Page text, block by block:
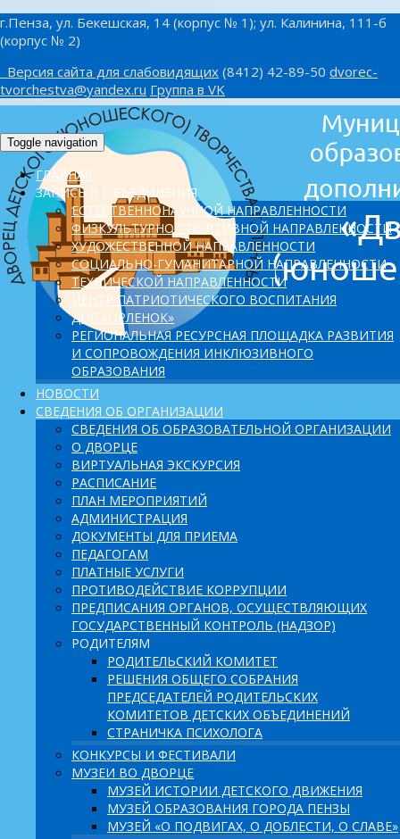
г.Пенза, ул. Бекешская, 14 (корпус № 1); ул. Калинина, 111-б
(корпус № 2)
Версия сайта для слабовидящих (8412) 42-89-50 dvorec-
tvorchestva@yandex.ru Группа в VK
Toggle navigation
ГЛАВНАЯ
ЗАПИСЬ В ОБЪЕДИНЕНИЯ
ЕСТЕСТВЕННОНАУЧНОЙ НАПРАВЛЕННОСТИ
ФИЗКУЛЬТУРНО-СПОРТИВНОЙ НАПРАВЛЕННОСТИ
ХУДОЖЕСТВЕННОЙ НАПРАВЛЕННОСТИ
СОЦИАЛЬНО-ГУМАНИТАРНОЙ НАПРАВЛЕННОСТИ
ТЕХНИЧЕСКОЙ НАПРАВЛЕННОСТИ
ЦЕНТР ПАТРИОТИЧЕСКОГО ВОСПИТАНИЯ
ДОЛ «ОРЛЕНОК»
PЕГИОНАЛЬНАЯ РЕСУРСНАЯ ПЛОЩАДКА РАЗВИТИЯ
И СОПРОВОЖДЕНИЯ ИНКЛЮЗИВНОГО
ОБРАЗОВАНИЯ
НОВОСТИ
СВЕДЕНИЯ ОБ ОРГАНИЗАЦИИ
СВЕДЕНИЯ ОБ ОБРАЗОВАТЕЛЬНОЙ ОРГАНИЗАЦИИ
О ДВОРЦЕ
ВИРТУАЛЬНАЯ ЭКСКУРСИЯ
РАСПИСАНИЕ
ПЛАН МЕРОПРИЯТИЙ
АДМИНИСТРАЦИЯ
ДОКУМЕНТЫ ДЛЯ ПРИЕМА
ПЕДАГОГАМ
ПЛАТНЫЕ УСЛУГИ
ПРОТИВОДЕЙСТВИЕ КОРРУПЦИИ
ПРЕДПИСАНИЯ ОРГАНОВ, ОСУЩЕСТВЛЯЮЩИХ
ГОСУДАРСТВЕННЫЙ КОНТРОЛЬ (НАДЗОР)
РОДИТЕЛЯМ
РОДИТЕЛЬСКИЙ КОМИТЕТ
РЕШЕНИЯ ОБЩЕГО СОБРАНИЯ
ПРЕДСЕДАТЕЛЕЙ РОДИТЕЛЬСКИХ
КОМИТЕТОВ ДЕТСКИХ ОБЪЕДИНЕНИЙ
СТРАНИЧКА ПСИХОЛОГА
КОНКУРСЫ И ФЕСТИВАЛИ
МУЗЕИ ВО ДВОРЦЕ
МУЗЕЙ ИСТОРИИ ДЕТСКОГО ДВИЖЕНИЯ
МУЗЕЙ ОБРАЗОВАНИЯ ГОРОДА ПЕНЗЫ
МУЗЕЙ «О ПОДВИГАХ, О ДОБЛЕСТИ, О СЛАВЕ»